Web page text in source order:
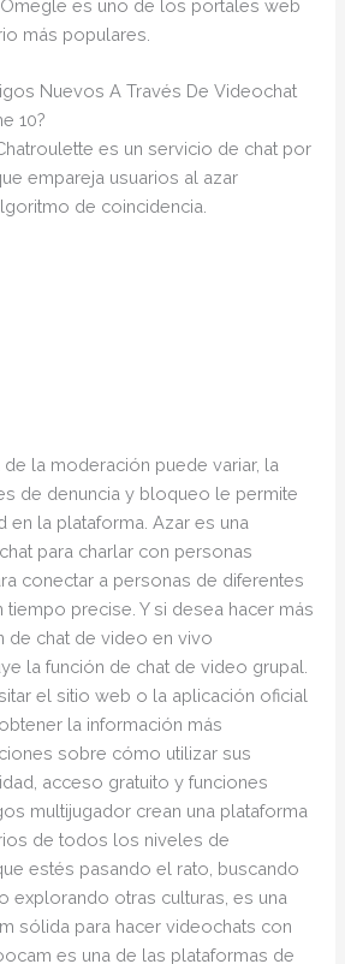
es uno de los portales web
más populares.
Nuevos A Través De Videochat
10?
es un servicio de chat por
empareja usuarios al azar
de coincidencia.
la moderación puede variar, la
de denuncia y bloqueo le permite
en la plataforma. Azar es una
para charlar con personas
conectar a personas de diferentes
precise. Y si desea hacer más
de chat de video en vivo
la función de chat de video grupal.
el sitio web o la aplicación oficial
la información más
sobre cómo utilizar sus
acceso gratuito y funciones
multijugador crean una plataforma
de todos los niveles de
estés pasando el rato, buscando
explorando otras culturas, es una
sólida para hacer videochats con
es una de las plataformas de